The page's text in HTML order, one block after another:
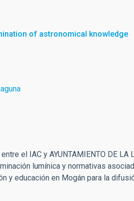
of astronomical knowledge
el IAC y AYUNTAMIENTO DE LA
lumínica y normativas
y educación en Mogán para la